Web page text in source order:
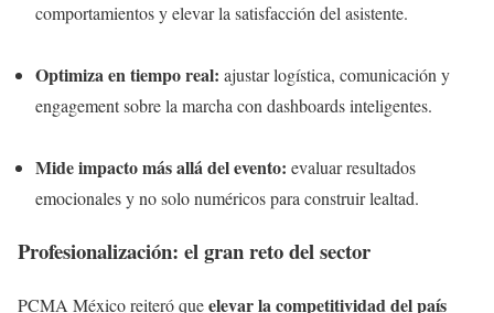
comportamientos y elevar la satisfacción del asistente.
Optimiza en tiempo real: ajustar logística, comunicación y
engagement sobre la marcha con dashboards inteligentes.
Mide impacto más allá del evento: evaluar resultados
emocionales y no solo numéricos para construir lealtad.
Profesionalización: el gran reto del sector
PCMA México reiteró queelevar la competitividad del país